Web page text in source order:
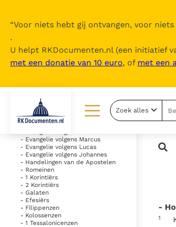
“Voor niets hebt gij ontvangen, voor niets
.
U helpt RKDocumenten.nl (een initiatief
met een donatie van 10 euro, of met een
Lezen
Documenten
Bijbel
Thema’s
Berichten
Over ons
Over RK
Nieuwsbrief
Zoek alles
uitklappen
- Oude Testament
- Nieuwe Testament
- Evangelie volgens Marcus
- Evangelie volgens Lucas
- Evangelie volgens Johannes
- Handelingen van de Apostelen
- Romeinen
- 1 Korintiërs
- 2 Korintiërs
- Galaten
- Efesiërs
- Filippenzen
- Kolossenzen
- 1 Tessalonicenzen
-
1